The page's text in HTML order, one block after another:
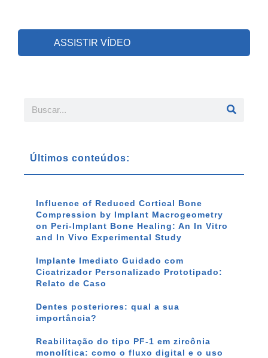
ASSISTIR VÍDEO
Últimos conteúdos:
Influence of Reduced Cortical Bone
Compression by Implant Macrogeometry
on Peri-Implant Bone Healing: An In Vitro
and In Vivo Experimental Study
Implante Imediato Guidado com
Cicatrizador Personalizado Prototipado:
Relato de Caso
Dentes posteriores: qual a sua
importância?
Reabilitação do tipo PF-1 em zircônia
monolítica: como o fluxo digital e o uso